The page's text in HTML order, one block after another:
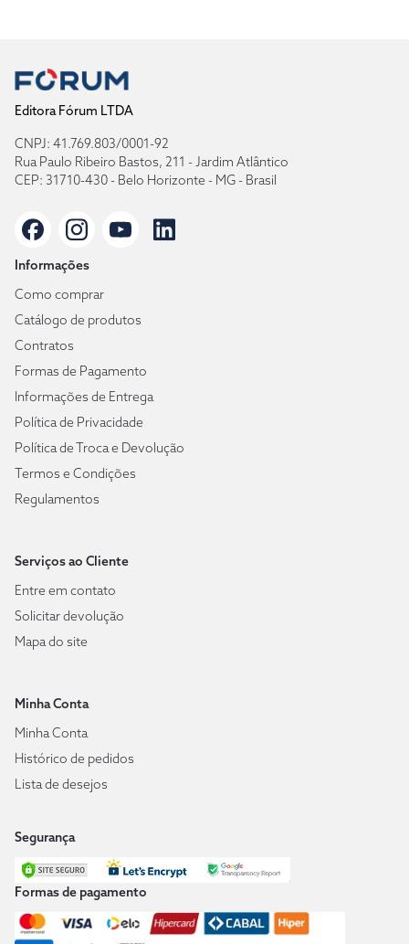
Editora Fórum LTDA
CNPJ: 41.769.803/0001-92
Rua Paulo Ribeiro Bastos, 211 - Jardim Atlântico
CEP: 31710-430 - Belo Horizonte - MG - Brasil
Informações
Como comprar
Catálogo de produtos
Contratos
Formas de Pagamento
Informações de Entrega
Política de Privacidade
Política de Troca e Devolução
Termos e Condições
Regulamentos
Serviços ao Cliente
Entre em contato
Solicitar devolução
Mapa do site
Minha Conta
Minha Conta
Histórico de pedidos
Lista de desejos
Segurança
Formas de pagamento